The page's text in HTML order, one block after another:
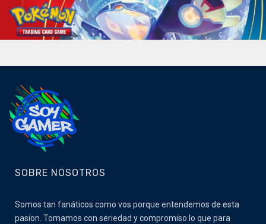
SOBRE NOSOTROS
Somos tan fanáticos como vos porque entendemos de esta
pasion. Tomamos con seriedad y compromiso lo que para